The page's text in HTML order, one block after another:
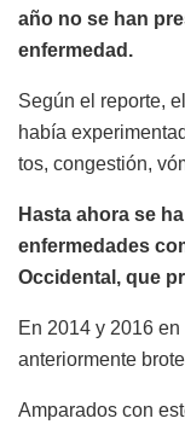
año no se han
enfermedad.
Según el reporte,
había
tos, congestión,
Hasta ahora se
enfermedades
Occidental, que
En 2014 y 2016
anteriormente
Amparados con